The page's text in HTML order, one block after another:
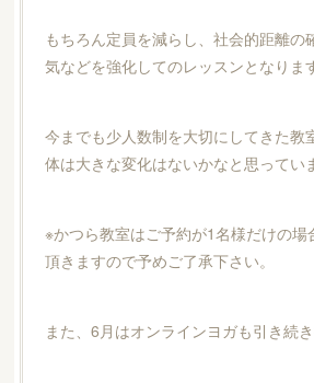
もちろん定員を減らし、社会的距離の
気などを強化してのレッスンとなりま
今までも少人数制を大切にしてきた教
体は大きな変化はないかなと思ってい
※かつら教室はご予約が1名様だけの場
頂きますので予めご了承下さい。
また、6月はオンラインヨガも引き続